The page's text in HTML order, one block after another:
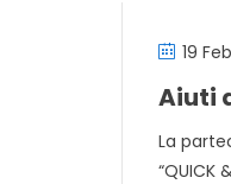
19
Aiuti
La
“QUICK